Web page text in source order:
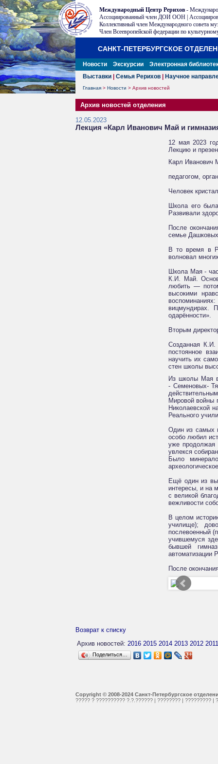
Международный Центр Рерихов -
Ассоциированный член ДОИ ООН |
Коллективный член Международного совета
Член Всеевропейской федерации по
САНКТ-ПЕТЕРБУРГСКОЕ
Новости Экскурсии
Электронная
Выставки
Семья Рерихов Научное
Главная > Новости > Архив новостей
Архив новостей отделения
12.05.2023
Лекция «Карл Иванович Май и
12 мая 2023
Лекцию и
Карл Иванович
педагогом,
Человек
Школа его
Развивали
После
семье
В то время в
волновал
Школа Мая -
К.И. Май.
любить —
высокими
вицмундирах.
одарённости».
Вторым
Созданная К.И.
постоянное
научить их
стен школы
Из школы Мая
- Семеновых-
Мировой войны
Николаевской
Реального
Один из самых
особо любил
уже продолжая
увлекся
Было
Ещё один из
интересы, и на
с великой
вежливости
В целом
училище);
послевоенный
учившемуся
бывшей
автоматизации
После
Возврат к списку
Архив новостей: 2016 2015 2014 2013 2012 2011
Поделиться…
Copyright © 2008-2024 Санкт-Петербургское
????? ? ?????????? ?.?.?????? | ???????? | ????????? |